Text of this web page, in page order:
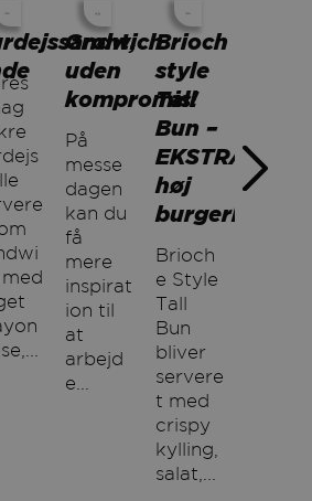
Grønt,
uden
kompromis!
På
messe
dagen
kan du
få
mere
inspirat
ion til
at
arbejd
e...
Brioch
style
Tall
Bun –
EKSTRA-
høj
burgerbolle
Brioch
e Style
Tall
Bun
bliver
servere
t med
crispy
kylling,
salat,...
og
besøg